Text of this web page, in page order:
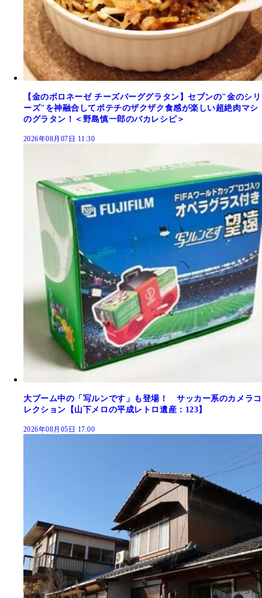
【金のボロネーゼ チーズバーググラタン】セブンの"金のシリ
ーズ"を神融合してポテチのザクザク食感が楽しい超絶肉マシ
のグラタン！＜野島慎一郎のバカレシピ＞
2026年08月07日 11:30
大ブーム中の「写ルンです」も登場！ サッカー系のカメラコ
レクション【山下メロの平成レトロ遺産：123】
2026年08月05日 17:00